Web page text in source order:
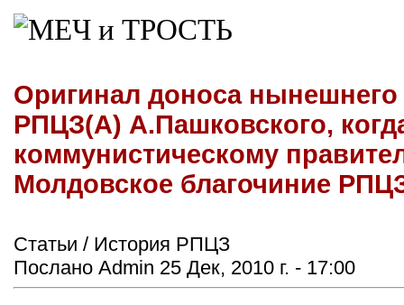
Оригинал доноса
РПЦЗ(А) А.Пашковского,
коммунистическому
Молдовское благочиние
Статьи / История РПЦЗ
Послано Admin 25 Дек, 2010 г. - 17:00